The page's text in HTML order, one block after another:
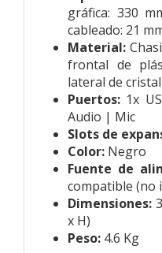
gráfica: 330
cableado: 21
Material:
frontal de
lateral de
Puertos: 1x
Audio | Mic
Slots de
Color: Negro
Fuente de
compatible (no
Dimensiones:
x H)
Peso: 4.6 Kg